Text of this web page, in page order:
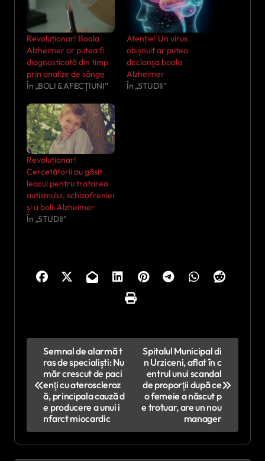
Revoluționar! Boala
Alzheimer ar putea fi
diagnosticată din timp
prin analize de sânge
În „BOLI & AFECȚIUNI”
Atenție! Un virus
obișnuit ar putea
declanșa boala
Alzheimer
În „STUDII”
Revoluționar!
Cercetătorii au găsit
leacul pentru tratarea
autismului, schizofreniei
și a bolii Alzheimer
În „STUDII”
a
Semnal de alarmă t
ras de specialiști: Nu
măr crescut de paci
enţi cu ateroscleroz
ă, principala cauză d
e producere a unui i
nfarct miocardic
Spitalul Municipal di
n Urziceni, aflat în c
entrul unui scandal
de proporţii după ce
o femeie a născut p
e trotuar, are un nou
manager